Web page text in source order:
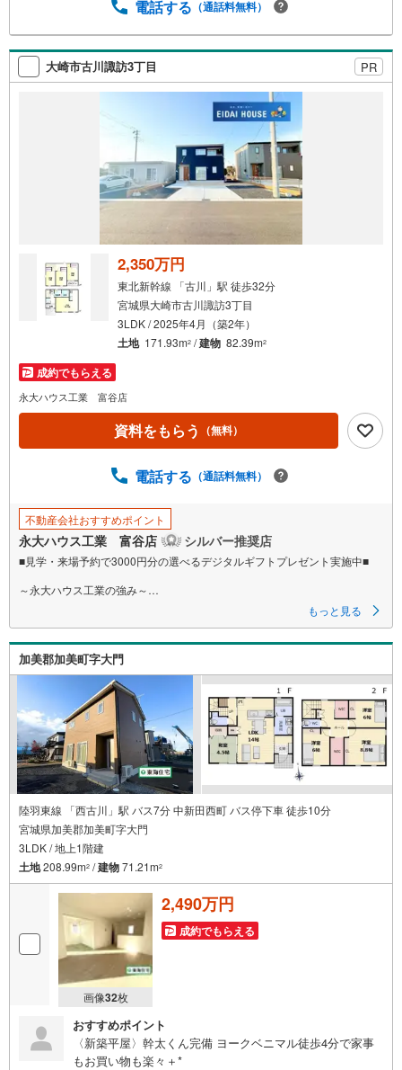
電話する （通話料無料）
大崎市古川諏訪3丁目 PR
2,350万円
東北新幹線 「古川」駅 徒歩32分
宮城県大崎市古川諏訪3丁目
3LDK / 2025年4月（築2年）
土地 171.93m2 /建物 82.39m2
成約でもらえる
永大ハウス工業 富谷店
資料をもらう （無料）
電話する （通話料無料）
不動産会社おすすめポイント
永大ハウス工業 富谷店 シルバー推奨店
■見学・来場予約で3000円分の選べるデジタルギフトプレゼント実施中■
～永大ハウス工業の強み～
仙台市を中心に宮城県内の多数店舗で展開中！こちらでは当社の強みを大
1.
＜豊富な不動産知識＞
戸建・マンション・土地...と種別を問わず不動産を取り扱っております。
更に教育施設や商業施設、子育て環境や行政などの地域情報を総合し、お
客様により良い物件選びをして頂けるよう、しっかりとサポートさせて頂
きます。
2.＜経験豊富なスタッフ＞
当社では【購入】【売却】【引っ越し】【リフォーム】など住宅に関する
様々なご質問はもちろん、ご購入時に気になる住宅ローン各種税金につい
ても、誠心誠意ご説明させて頂きます。
各店舗ではキッズスペースも完備！お子様連れのご家族様で是非お越しく
ださい。
営業時間:10:00～18:00（定休日火・水曜日※店舗により変動あり）
現地のご案内も可能ですので、どうぞお気軽にお問い合わせください！
もっと見る
加美郡加美町字大門
陸羽東線 「西古川」駅 バス7分 中新田西町 バス停下車 徒歩10分
宮城県加美郡加美町字大門
3LDK / 地上1階建
土地208.99m2 /建物71.21m2
画像32枚
2,490万円
成約でもらえる
おすすめポイント
〈新築平屋〉幹太くん完備 ヨークベニマル徒歩4分で家事
もお買い物も楽々＋*